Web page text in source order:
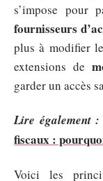
s’impose pour
fournisseurs
plus à modifier
extensions de
garder un accès
Lire également :
fiscaux :
Voici les